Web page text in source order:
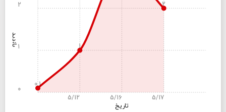
بازدید
تاریخ
0.1
1
2
5/12 5/16 5/17
0
1
2